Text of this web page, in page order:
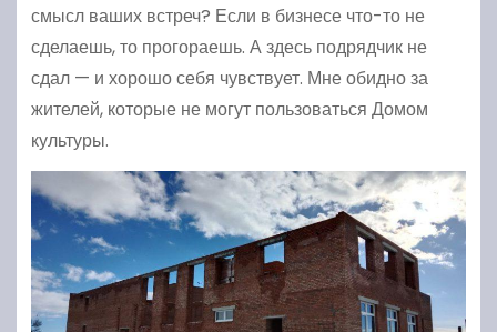
смысл ваших встреч? Если в бизнесе что-то не
сделаешь, то прогораешь. А здесь подрядчик не
сдал — и хорошо себя чувствует. Мне обидно за
жителей, которые не могут пользоваться Домом
культуры.